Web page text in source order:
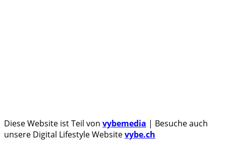
Diese Website ist Teil von vybemedia | Besuche auch
unsere Digital Lifestyle Websitevybe.ch